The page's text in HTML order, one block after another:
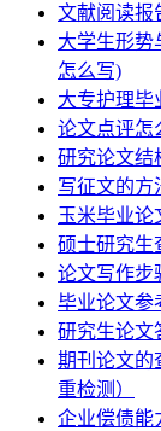
文献阅读报
大学生形势
怎么写)
大专护理毕
论文点评怎
研究论文结
写征文的方
玉米毕业论
硕士研究生
论文写作步
毕业论文参
研究生论文
期刊论文的
重检测）
企业偿债能